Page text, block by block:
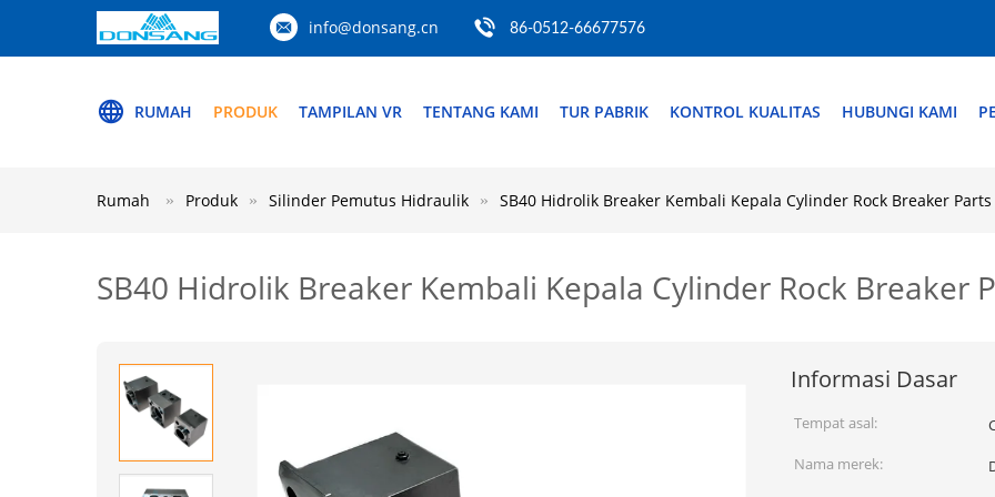
info@donsang.cn 86-0512-66677576
RUMAH PRODUK TAMPILAN VR TENTANG KAMI TUR PABRIK KONTROL KUALITAS HUBUNGI KAMI
Rumah Produk Silinder Pemutus Hidraulik SB40 Hidrolik Breaker Kembali Kepala Cylinder Rock Breaker Parts
SB40 Hidrolik Breaker Kembali Kepala Cylinder Rock Breaker
Informasi Dasar
Tempat asal:
Nama merek: